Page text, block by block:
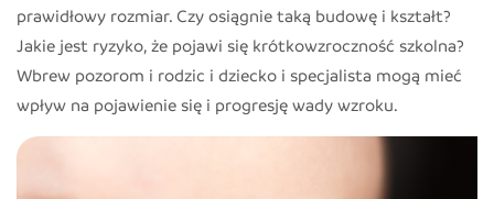
prawidłowy rozmiar. Czy osiągnie taką budowę i kształt?
Jakie jest ryzyko, że pojawi się krótkowzroczność szkolna?
Wbrew pozorom i rodzic i dziecko i specjalista mogą mieć
wpływ na pojawienie się i progresję wady wzroku.